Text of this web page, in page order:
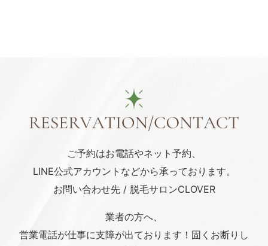
ご予約はお電話やネット予約、
LINE公式アカウント などから承っております。
お問い合わせ先 / 脱毛サロンCLOVER
業者の方へ、
営業電話が仕事に支障が出ております！固くお断りし